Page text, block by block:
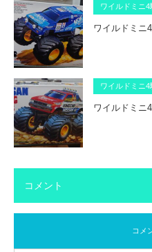
ワイルドミニ4
ワイルドミニ
ワイルドミニ4
ワイルドミニ
コメント
コメ